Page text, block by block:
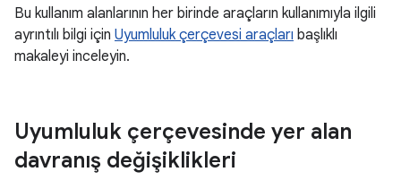
Bu kullanım alanlarının her birinde araçların kullanımıyla ilgili
ayrıntılı bilgi için Uyumluluk çerçevesi araçları başlıklı
makaleyi inceleyin.
Uyumluluk çerçevesinde yer alan
davranış değişiklikleri